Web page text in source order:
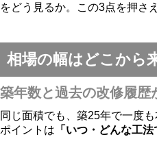
をどう見るか。この3点を押さ
相場の幅はどこから
築年数と過去の改修履歴
同じ面積でも、築25年で一度
ポイントは 「いつ・どんな工